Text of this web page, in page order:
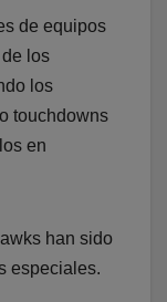
de equipos
los
los
touchdowns
en
han sido
especiales.